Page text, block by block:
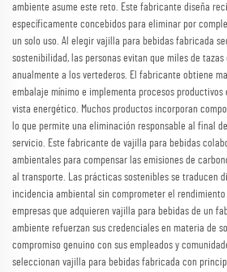
ambiente asume este reto. Este fabricante diseña
específicamente concebidos para eliminar por
un solo uso. Al elegir vajilla para bebidas fabricada
sostenibilidad, las personas evitan que miles de
anualmente a los vertederos. El fabricante obtiene
embalaje mínimo e implementa procesos
vista energético. Muchos productos incorporan
lo que permite una eliminación responsable al final
servicio. Este fabricante de vajilla para bebidas
ambientales para compensar las emisiones de
al transporte. Las prácticas sostenibles se traducen
incidencia ambiental sin comprometer el
empresas que adquieren vajilla para bebidas de un
ambiente refuerzan sus credenciales en materia de
compromiso genuino con sus empleados y
seleccionan vajilla para bebidas fabricada con